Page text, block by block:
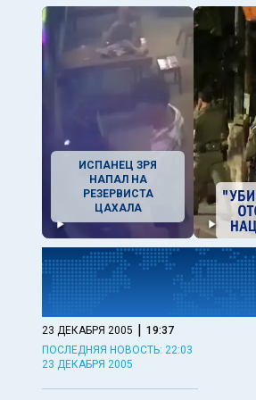
ИСПАНЕЦ ЗРЯ
НАПАЛ НА
РЕЗЕРВИСТА
ЦАХАЛА
23 ДЕКАБРЯ 2005 | 19:37
ПОСЛЕДНЯЯ НОВОСТЬ: 22:03
23 ДЕКАБРЯ 2005